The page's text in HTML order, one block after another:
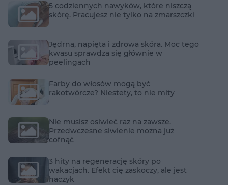
5 codziennych nawyków, które niszczą
skórę. Pracujesz nie tylko na zmarszczki
Jędrna, napięta i zdrowa skóra. Moc tego
kwasu sprawdza się głównie w
peelingach
Farby do włosów mogą być
rakotwórcze? Niestety, to nie mity
Nie musisz osiwieć raz na zawsze.
Przedwczesne siwienie można już
cofnąć
3 hity na regenerację skóry po
wakacjach. Efekt cię zaskoczy, ale jest
haczyk